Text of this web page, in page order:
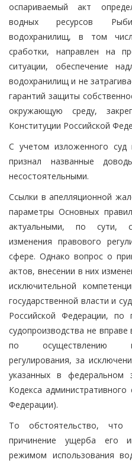
оспариваемый акт
водных ресурсов
водохранилищ, в том
сработки, направлен на
ситуации, обеспечение
водохранилищ и не
гарантий защиты
окружающую среду,
Конституции Российской
С учетом изложенного суд
признал названные
несостоятельными.
Ссылки в апелляционной
параметры Основных
актуальными, по сути,
изменения правового
сфере. Однако вопрос о
актов, внесении в них
исключительной
государственной власти и
Российской Федерации, по
судопроизводства не
по осуществлению
регулирования, за
указанных в федеральном
Кодекса административного
Федерации).
То обстоятельство,
причинение ущерба его
режимом использования